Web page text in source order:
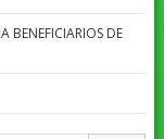
BENEFICIARIOS DE